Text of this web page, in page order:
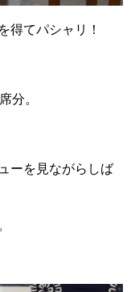
得てパシャリ！
分。
ーを見ながらしば